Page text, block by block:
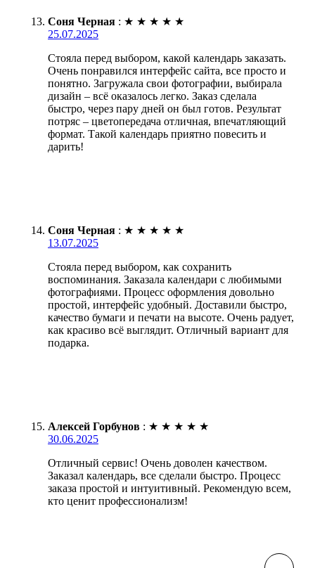
Соня Черная : ★ ★ ★ ★ ★
25.07.2025
Стояла перед выбором, какой календарь заказать.
Очень понравился интерфейс сайта, все просто и
понятно. Загружала свои фотографии, выбирала
дизайн – всё оказалось легко. Заказ сделала
быстро, через пару дней он был готов. Результат
потряс – цветопередача отличная, впечатляющий
формат. Такой календарь приятно повесить и
дарить!
Соня Черная : ★ ★ ★ ★ ★
13.07.2025
Стояла перед выбором, как сохранить
воспоминания. Заказала календари с любимыми
фотографиями. Процесс оформления довольно
простой, интерфейс удобный. Доставили быстро,
качество бумаги и печати на высоте. Очень радует,
как красиво всё выглядит. Отличный вариант для
подарка.
Алексей Горбунов : ★ ★ ★ ★ ★
30.06.2025
Отличный сервис! Очень доволен качеством.
Заказал календарь, все сделали быстро. Процесс
заказа простой и интуитивный. Рекомендую всем,
кто ценит профессионализм!